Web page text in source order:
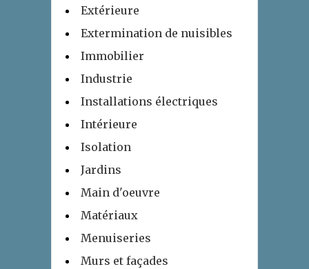
Extérieure
Extermination de nuisibles
Immobilier
Industrie
Installations électriques
Intérieure
Isolation
Jardins
Main d'oeuvre
Matériaux
Menuiseries
Murs et façades